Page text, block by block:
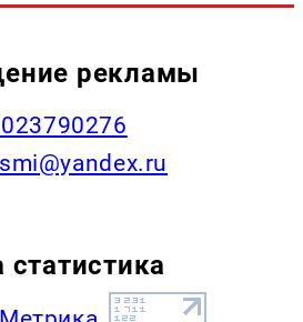
рекламы